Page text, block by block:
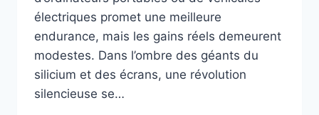
électriques promet une meilleure
endurance, mais les gains réels demeurent
modestes. Dans l’ombre des géants du
silicium et des écrans, une révolution
silencieuse se…